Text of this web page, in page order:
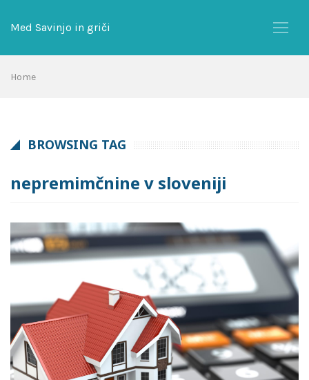
Med Savinjo in griči
Home
BROWSING TAG
nepremimčnine v sloveniji